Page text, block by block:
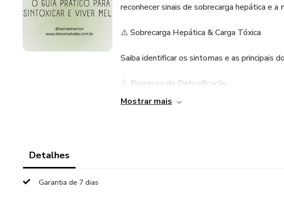
reconhecer sinais de sobrecarga hepática e a
⚠️ Sobrecarga Hepática & Carga Tóxica
Saiba identificar os sintomas e as principais
💧 Processo de Detoxificação
Mostrar mais
Detalhes
Garantia de 7 dias